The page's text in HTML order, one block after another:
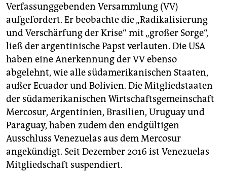
Verfassunggebenden Versammlung (VV)
aufgefordert. Er beobachte die „Radikalisierung
und Verschärfung der Krise“ mit „großer Sorge“,
ließ der argentinische Papst verlauten. Die USA
haben eine Anerkennung der VV ebenso
abgelehnt, wie alle südamerikanischen Staaten,
außer Ecuador und Bolivien. Die Mitgliedstaaten
der südamerikanischen Wirtschaftsgemeinschaft
Mercosur, Argentinien, Brasilien, Uruguay und
Paraguay, haben zudem den endgültigen
Ausschluss Venezuelas aus dem Mercosur
angekündigt. Seit Dezember 2016 ist Venezuelas
Mitgliedschaft suspendiert.